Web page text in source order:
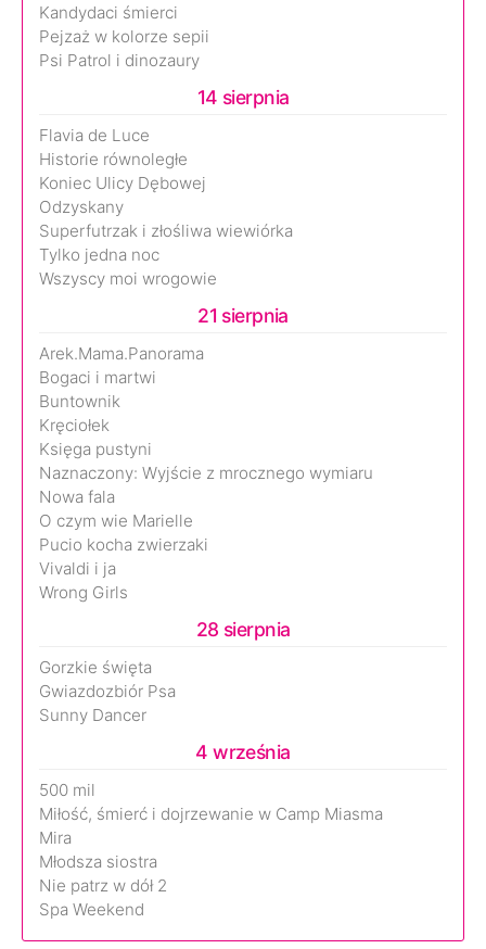
Kandydaci śmierci
Pejzaż w kolorze sepii
Psi Patrol i dinozaury
14 sierpnia
Flavia de Luce
Historie równoległe
Koniec Ulicy Dębowej
Odzyskany
Superfutrzak i złośliwa wiewiórka
Tylko jedna noc
Wszyscy moi wrogowie
21 sierpnia
Arek.Mama.Panorama
Bogaci i martwi
Buntownik
Kręciołek
Księga pustyni
Naznaczony: Wyjście z mrocznego wymiaru
Nowa fala
O czym wie Marielle
Pucio kocha zwierzaki
Vivaldi i ja
Wrong Girls
28 sierpnia
Gorzkie święta
Gwiazdozbiór Psa
Sunny Dancer
4 września
500 mil
Miłość, śmierć i dojrzewanie w Camp Miasma
Mira
Młodsza siostra
Nie patrz w dół 2
Spa Weekend